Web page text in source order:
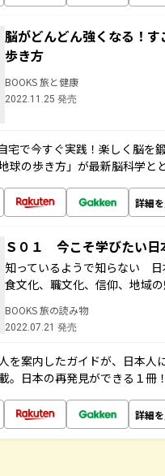
脳がどんどん強くなる！す
歩き方
BOOKS 旅と健康
2022.11.25 発売
宅で今すぐ実践！楽しく脳を
球の歩き方」が最新脳科学と
詳細
Ｓ０１ 今こそ学びたい日
知っているようで知らない 日
食文化、職文化、信仰、地域
BOOKS 旅の読み物
2022.07.21 発売
を案内したガイドが、日本人
。日本の再発見ができる１冊！
詳細